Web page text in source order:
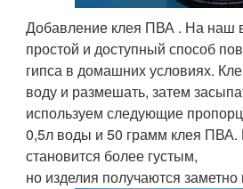
Добавление клея ПВА . На наш
простой и доступный способ
гипса в домашних условиях.
воду и размешать, затем
используем следующие
0,5л воды и 50 грамм клея ПВА.
становится более густым,
но изделия получаются заметно